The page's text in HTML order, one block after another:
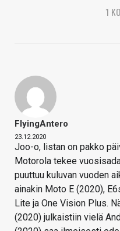
1
FlyingAntero
23.12.2020
Joo-o, listan on pakko
Motorola tekee
puuttuu kuluvan vuoden
ainakin Moto E (2020),
Lite ja One Vision Plus.
(2020) julkaistiin vielä